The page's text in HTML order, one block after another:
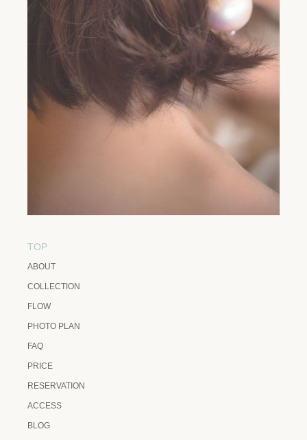
TOP
ABOUT
COLLECTION
FLOW
PHOTO PLAN
FAQ
PRICE
RESERVATION
ACCESS
BLOG